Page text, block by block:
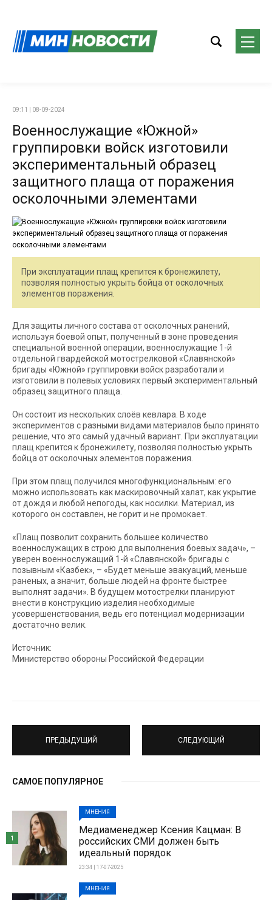
09:11 | 08-09-2024
Военнослужащие «Южной»
группировки войск изготовили
экспериментальный образец
защитного плаща от поражения
осколочными элементами
При эксплуатации плащ крепится к бронежилету,
позволяя полностью укрыть бойца от осколочных
элементов поражения.
Для защиты личного состава от осколочных ранений,
используя боевой опыт, полученный в зоне проведения
специальной военной операции, военнослужащие 1-й
отдельной гвардейской мотострелковой «Славянской»
бригады «Южной» группировки войск разработали и
изготовили в полевых условиях первый экспериментальный
образец защитного плаща.
Он состоит из нескольких слоёв кевлара. В ходе
экспериментов с разными видами материалов было принято
решение, что это самый удачный вариант. При эксплуатации
плащ крепится к бронежилету, позволяя полностью укрыть
бойца от осколочных элементов поражения.
При этом плащ получился многофункциональным: его
можно использовать как маскировочный халат, как укрытие
от дождя и любой непогоды, как носилки. Материал, из
которого он составлен, не горит и не промокает.
«Плащ позволит сохранить большее количество
военнослужащих в строю для выполнения боевых задач», –
уверен военнослужащий 1-й «Славянской» бригады с
позывным «Казбек», – «Будет меньше эвакуаций, меньше
раненых, а значит, больше людей на фронте быстрее
выполнят задачи». В будущем мотострелки планируют
внести в конструкцию изделия необходимые
усовершенствования, ведь его потенциал модернизации
достаточно велик.
Источник:
Министерство обороны Российской Федерации
ПРЕДЫДУЩИЙ СЛЕДУЮЩИЙ
САМОЕ ПОПУЛЯРНОЕ
МНЕНИЯ
Медиаменеджер Ксения Кацман: В
российских СМИ должен быть
идеальный порядок
23:34 | 17-07-2025
1
МНЕНИЯ